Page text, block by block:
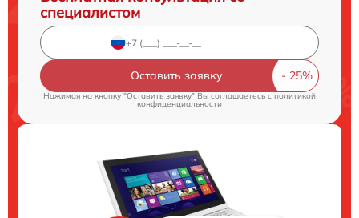
специалистом
Оставить заявку
Нажимая на кнопку "Оставить заявку" Вы соглашаетесь cполитикой
конфиденциальности